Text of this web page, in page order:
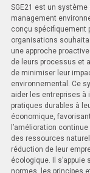
SGE21 est un système
management
conçu spécifiquement
organisations
une approche
de leurs processus et
de minimiser leur
environnemental. Ce
aider les entreprises à
pratiques durables à
économique,
l’amélioration
des ressources
réduction de leur
écologique. Il s’appuie